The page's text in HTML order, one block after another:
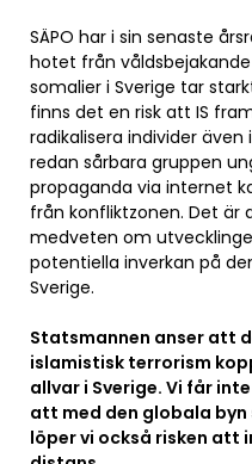
SÄPO har i sin senaste
hotet från
somalier i Sverige tar
finns det en risk att IS
radikalisera individer även
redan sårbara gruppen
propaganda via internet
från konfliktzonen. Det är
medveten om
potentiella inverkan på
Sverige.
Statsmannen anser att
islamistisk terrorism
allvar i Sverige. Vi får
att med den globala
löper vi också risken att